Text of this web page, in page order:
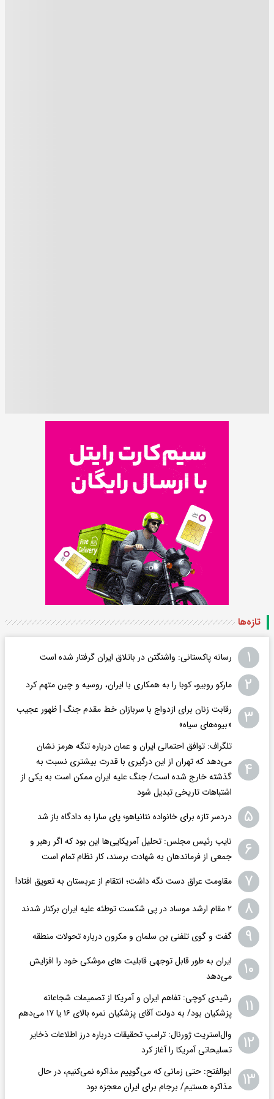
تازه‌ها
۱ رسانه پاکستانی: واشنگتن در باتلاق ایران گرفتار شده است
۲ مارکو روبیو، کوبا را به همکاری با ایران، روسیه و چین متهم کرد
۳
رقابت زنان برای ازدواج با سربازان خط مقدم جنگ | ظهور عجیب
«بیوه‌های سیاه»
۴
تلگراف: توافق احتمالی ایران و عمان درباره تنگه هرمز نشان
می‌دهد که تهران از این درگیری با قدرت بیشتری نسبت به
گذشته خارج شده است/ جنگ علیه ایران ممکن است به یکی از
اشتباهات تاریخی تبدیل شود
۵ دردسر تازه برای خانواده نتانیاهو؛ پای سارا به دادگاه باز شد
۶
نایب رئیس مجلس: تحلیل آمریکایی‌ها این بود که اگر رهبر و
جمعی از فرماندهان به شهادت برسند، کار نظام تمام است
۷ مقاومت عراق دست نگه داشت؛ انتقام از عربستان به تعویق افتاد!
۸ ۲ مقام‌ ارشد موساد در پی شکست توطئه علیه ایران برکنار شدند
۹ گفت و گوی تلفنی بن سلمان و مکرون درباره تحولات منطقه
۱۰
ایران به طور قابل توجهی قابلیت های موشکی خود را افزایش
می‌دهد
۱۱
رشیدی کوچی: تفاهم ایران و آمریکا از تصمیمات شجاعانه
پزشکیان بود/ به دولت آقای پزشکیان نمره بالای ۱۶ یا ۱۷ می‌دهم
۱۲
وال‌استریت ژورنال: ترامپ تحقیقات درباره درز اطلاعات ذخایر
تسلیحاتی آمریکا را آغاز کرد
۱۳
ابوالفتح: حتی زمانی که می‌گوییم مذاکره نمی‌کنیم، در حال
مذاکره هستیم/ برجام برای ایران معجزه بود